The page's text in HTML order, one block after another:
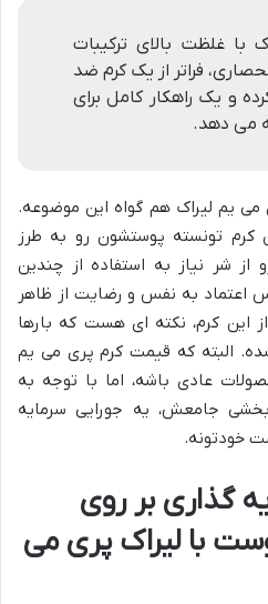
با غلظت بالای ترکیبات
فراتر از یک کرم ضد
و یک راهکار کامل برای
می دهد.
یم لیراک هم گواه این موضوعه.
تونسته پوستشون رو به طرز
از شر نیاز به استفاده از چندین
به نفس و رضایت از ظاهر
این کرم، نکته ای هست که بارها
البته که قیمت کرم پری می یم
عادی باشه، اما با توجه به
جامعش، یه جورایی سرمایه
خودتونه.
گذاری بر روی
با لیراک پری می